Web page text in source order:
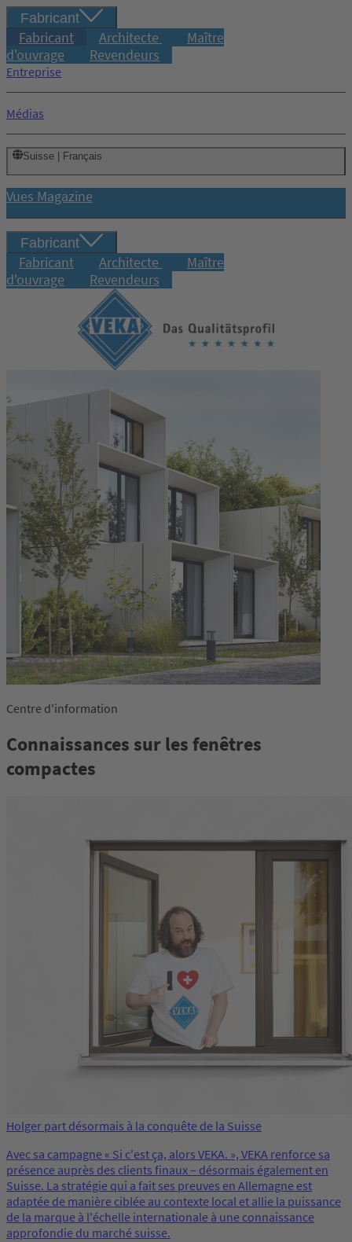
Fabricant
Fabricant Architecte
Maître
d'ouvrage
Revendeurs
Entreprise
Médias
Suisse | Français
Vues Magazine
Fabricant
Fabricant Architecte
Maître
d'ouvrage
Revendeurs
Centre d'information
Connaissances sur les fenêtres
compactes
Holger part désormais à la conquête de la Suisse
Avec sa campagne « Si c'est ça, alors VEKA. », VEKA renforce sa
présence auprès des clients finaux – désormais également en
Suisse. La stratégie qui a fait ses preuves en Allemagne est
adaptée de manière ciblée au contexte local et allie la puissance
de la marque à l'échelle internationale à une connaissance
approfondie du marché suisse.